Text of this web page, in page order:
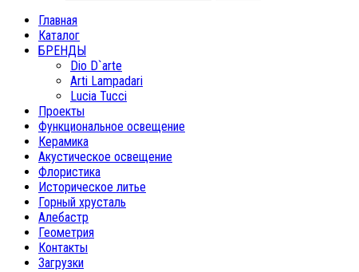
Главная
Каталог
БРЕНДЫ
Dio D`arte
Arti Lampadari
Lucia Tucci
Проекты
Функциональное освещение
Керамика
Акустическое освещение
Флористика
Историческое литье
Горный хрусталь
Алебастр
Геометрия
Контакты
Загрузки